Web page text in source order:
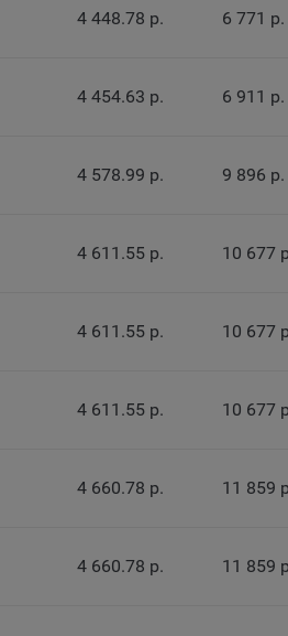
ограничить хранимый на компьютере
сессионные файлы cookie. Кроме
управления можно
файлов сookie, на
и принимать меры по
4 448.78 р. 6 771 р.
4 454.63 р. 6 911 р.
4 578.99 р. 9 896 р.
4 611.55 р. 10 677
4 611.55 р. 10 677
4 611.55 р. 10 677
4 660.78 р. 11 859
4 660.78 р. 11 859